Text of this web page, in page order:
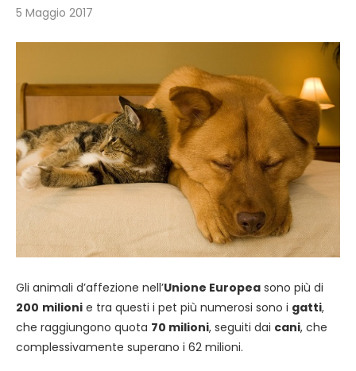
5 Maggio 2017
Gli animali d’affezione nell’Unione Europea sono più di
200 milioni e tra questi i pet più numerosi sono i gatti,
che raggiungono quota 70 milioni, seguiti dai cani, che
complessivamente superano i 62 milioni.